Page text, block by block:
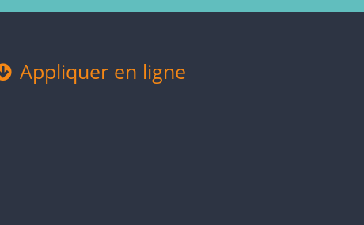
Appliquer en ligne